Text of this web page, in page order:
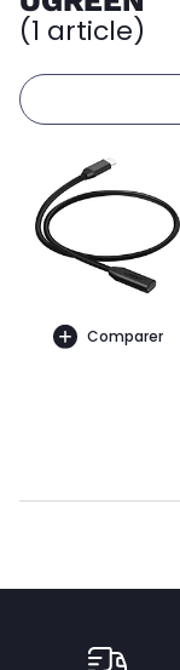
(1 article)
Comparer